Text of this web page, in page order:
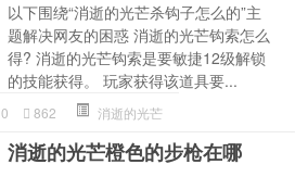
以下围绕“消逝的光芒杀钩子怎么的”主
题解决网友的困惑 消逝的光芒钩索怎么
得? 消逝的光芒钩索是要敏捷12级解锁
的技能获得。 玩家获得该道具要...
0 862 消逝的光芒
消逝的光芒橙色的步枪在哪